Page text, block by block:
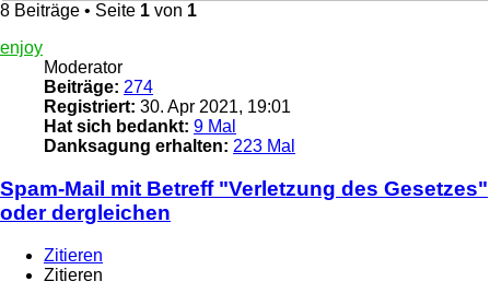
8 Beiträge • Seite 1 von 1
enjoy
Moderator
Beiträge: 274
Registriert: 30. Apr 2021, 19:01
Hat sich bedankt: 9 Mal
Danksagung erhalten: 223 Mal
Spam-Mail mit Betreff "Verletzung des Gesetzes"
oder dergleichen
Zitieren
Zitieren